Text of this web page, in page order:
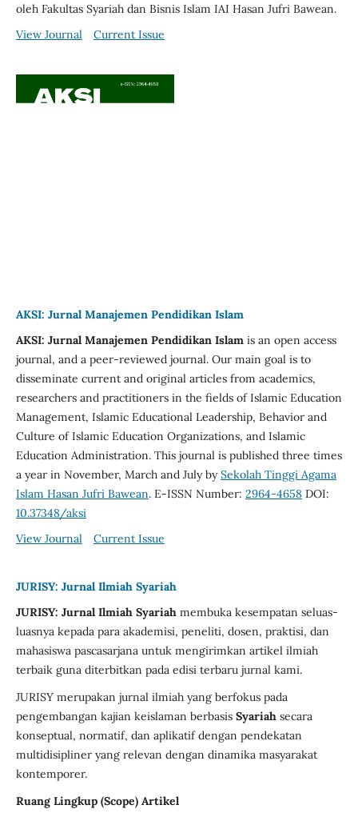
oleh Fakultas Syariah dan Bisnis Islam IAI Hasan Jufri Bawean.
View Journal
Current Issue
AKSI: Jurnal Manajemen Pendidikan Islam
AKSI: Jurnal Manajemen Pendidikan Islamis an open access
journal, and a peer-reviewed journal. Our main goal is to
disseminate current and original articles from academics,
researchers and practitioners in the fields of Islamic Education
Management, Islamic Educational Leadership, Behavior and
Culture of Islamic Education Organizations, and Islamic
Education Administration. This journal is published three times
a year in November, March and July bySekolah Tinggi Agama
Islam Hasan Jufri Bawean. E-ISSN Number: 2964-4658DOI:
10.37348/aksi
View Journal
Current Issue
JURISY: Jurnal Ilmiah Syariah
JURISY: Jurnal Ilmiah Syariah membuka kesempatan seluas-
luasnya kepada para akademisi, peneliti, dosen, praktisi, dan
mahasiswa pascasarjana untuk mengirimkan artikel ilmiah
terbaik guna diterbitkan pada edisi terbaru jurnal kami.
JURISY merupakan jurnal ilmiah yang berfokus pada
pengembangan kajian keislaman berbasis Syariahsecara
konseptual, normatif, dan aplikatif dengan pendekatan
multidisipliner yang relevan dengan dinamika masyarakat
kontemporer.
Ruang Lingkup (Scope) Artikel